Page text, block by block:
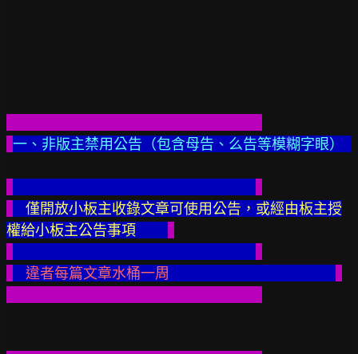
一、非版主禁用公告（包含母告、么告等模糊字眼）
僅開放小板主收錄文章可使用公告，或經由板主授
權給小板主公告事項
違者每篇文章水桶一周